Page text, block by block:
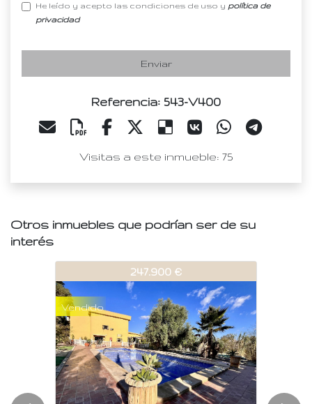
He leído y acepto las condiciones de uso y política de
privacidad
Enviar
Referencia: 543-V400
Visitas a este inmueble: 75
Otros inmuebles que podrían ser de su
interés
135.000 €
Vendido